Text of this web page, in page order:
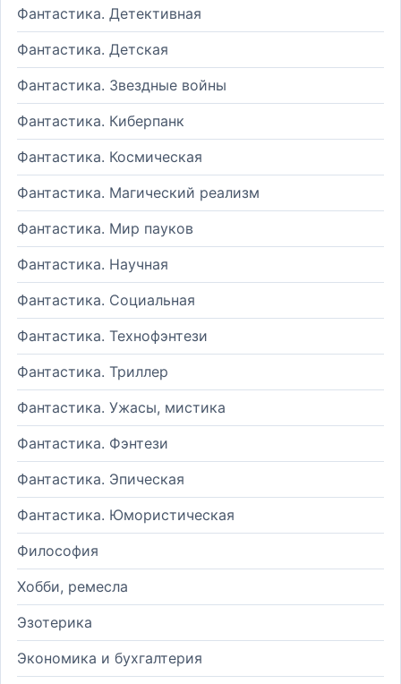
Фантастика. Детективная
Фантастика. Детская
Фантастика. Звездные войны
Фантастика. Киберпанк
Фантастика. Космическая
Фантастика. Магический реализм
Фантастика. Мир пауков
Фантастика. Научная
Фантастика. Социальная
Фантастика. Технофэнтези
Фантастика. Триллер
Фантастика. Ужасы, мистика
Фантастика. Фэнтези
Фантастика. Эпическая
Фантастика. Юмористическая
Философия
Хобби, ремесла
Эзотерика
Экономика и бухгалтерия